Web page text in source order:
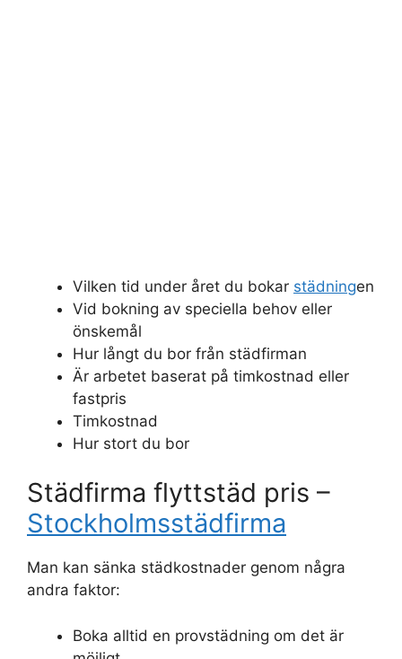
Vilken tid under året du bokar städningen
Vid bokning av speciella behov eller
önskemål
Hur långt du bor från städfirman
Är arbetet baserat på timkostnad eller
fastpris
Timkostnad
Hur stort du bor
Städfirma flyttstäd pris –
Stockholmsstädfirma
Man kan sänka städkostnader genom några
andra faktor:
Boka alltid en provstädning om det är